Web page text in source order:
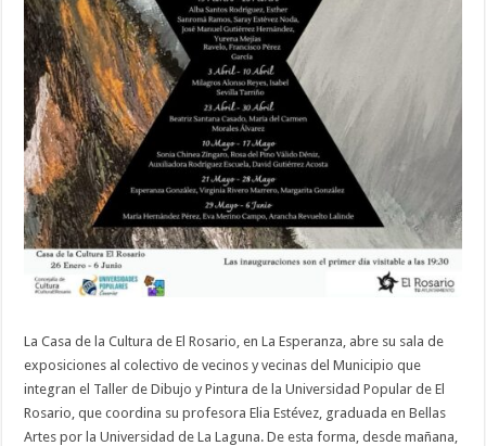
La Casa de la Cultura de El Rosario, en La Esperanza, abre su sala de
exposiciones al colectivo de vecinos y vecinas del Municipio que
integran el Taller de Dibujo y Pintura de la Universidad Popular de El
Rosario, que coordina su profesora Elia Estévez, graduada en Bellas
Artes por la Universidad de La Laguna. De esta forma, desde mañana,